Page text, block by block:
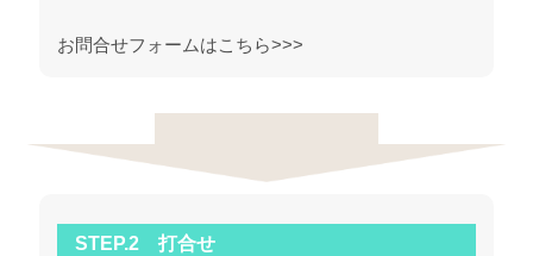
お問合せフォームはこちら>>>
STEP.2 打合せ